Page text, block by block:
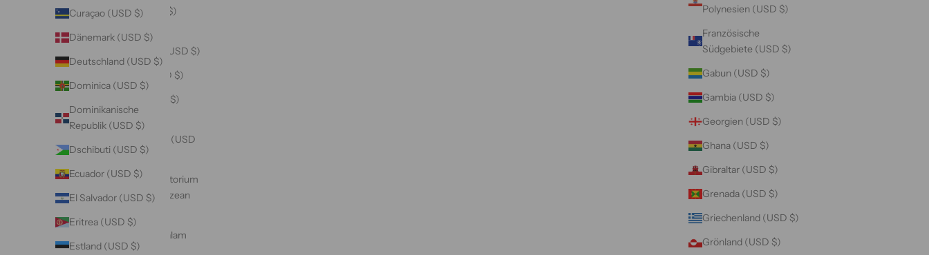
Polynesien (USD $)
Französische
Südgebiete (USD $)
Gabun (USD $)
Gambia (USD $)
Georgien (USD $)
Ghana (USD $)
Gibraltar (USD $)
Grenada (USD $)
Griechenland (USD $)
Grönland (USD $)
Curaçao (USD $)
Dänemark (USD $)
Deutschland (USD $)
Dominica (USD $)
Dominikanische
Republik (USD $)
Dschibuti (USD $)
Ecuador (USD $)
El Salvador (USD $)
Eritrea (USD $)
Estland (USD $)
Bolivien (USD $)
Bosnien und
Herzegowina (USD $)
Botsuana (USD $)
Brasilien (USD $)
Britische
Jungferninseln (USD
$)
Britisches Territorium
im Indischen Ozean
Brunei Darussalam
(USD $)